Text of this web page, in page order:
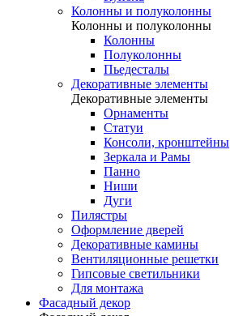
Колонны и полуколонны
Колонны и полуколонны
Колонны
Полуколонны
Пьедесталы
Декоративные элементы
Декоративные элементы
Орнаменты
Статуи
Консоли, кронштейны
Зеркала и Рамы
Панно
Ниши
Дуги
Пилястры
Оформление дверей
Декоративные камины
Вентиляционные решетки
Гипсовые светильники
Для монтажа
Фасадный декор